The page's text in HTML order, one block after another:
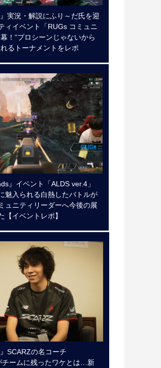
』実況・解説にふり～だ氏を迎
ィイベント「RUGs コミュニ
！“プロシーンじゃないから
るトーナメントをレポ
』イベント「ALDS ver.4」
魅入られる白熱したバトルが
ュニティリーダーへ今後の展
【イベントレポ】
』SCARZの名コーチ
チームに残ったワケとは…新